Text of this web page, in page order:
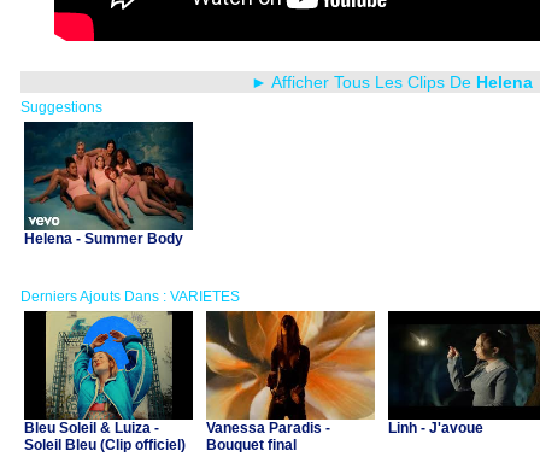
► Afficher Tous Les Clips De Helena
Suggestions
Helena - Summer Body
Derniers Ajouts Dans : VARIETES
Bleu Soleil & Luiza -
Soleil Bleu (Clip officiel)
Vanessa Paradis -
Bouquet final
Linh - J'avoue